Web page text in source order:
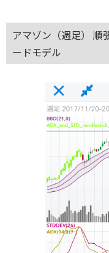
アマゾン（週足） 順
ードモデル